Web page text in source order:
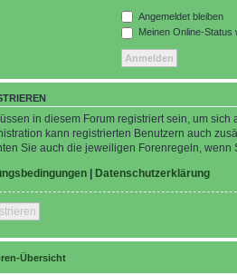
Angemeldet bleiben
Meinen Online-
in diesem Forum registriert sein, um
kann registrierten Benutzern auch
Sie auch die jeweiligen Forenregeln,
Datenschutzerklärung
Übersicht